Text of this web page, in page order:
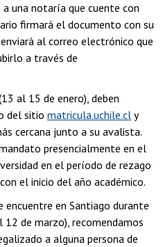
una notaría que cuente con
firmará el documento con su
al correo electrónico que
a través de
al 15 de enero), deben
del sitio matricula.uchile.cl y
cercana junto a su avalista.
presencialmente en el
en el período de rezago
el inicio del año académico.
encuentre en Santiago durante
de marzo), recomendamos
a alguna persona de